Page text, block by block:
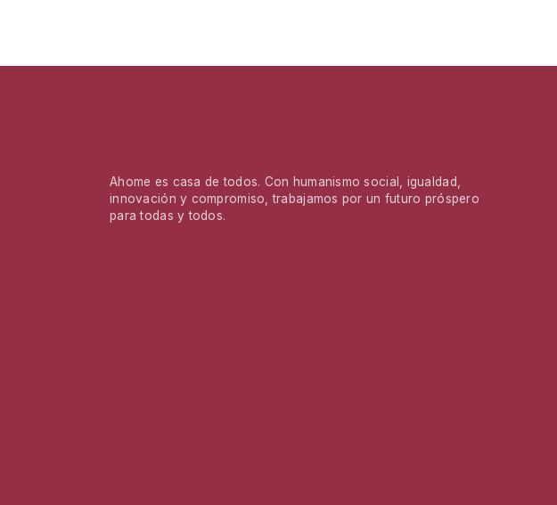
Ahome es casa de todos. Con humanismo social, igualdad,
innovación y compromiso, trabajamos por un futuro próspero
para todas y todos.